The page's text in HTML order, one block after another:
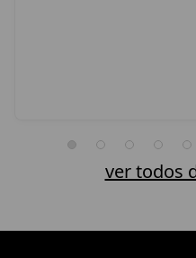
ver todos